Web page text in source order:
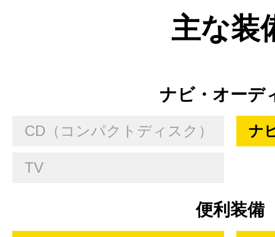
主な装
ナビ・オーデ
CD（コンパクトディスク） ナ
TV
便利装備